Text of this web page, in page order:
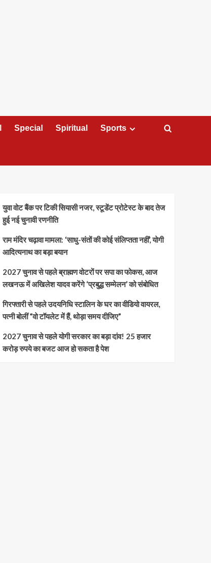
Special Spiritual Sports
युवा वोट बैंक पर टिकी सियासी नजर, स्टूडेंट प्रोटेस्ट के बाद तेज
हुई नई चुनावी रणनीति
राम मंदिर चढ़ावा मामला: ‘साधु-संतों की कोई संलिप्तता नहीं’, योगी
आदित्यनाथ का बड़ा बयान
2027 चुनाव से पहले ब्राह्मण वोटरों पर सपा का फोकस, आज
लखनऊ में अखिलेश यादव करेंगे ‘प्रबुद्ध सम्मेलन’ को संबोधित
गिरफ्तारी से पहले उदयनिधि स्टालिन के घर का वीडियो वायरल,
पत्नी बोलीं “वो टॉयलेट में हैं, थोड़ा समय दीजिए”
2027 चुनाव से पहले योगी सरकार का बड़ा दांव! 25 हजार
करोड़ रुपये का बजट आज हो सकता है पेश